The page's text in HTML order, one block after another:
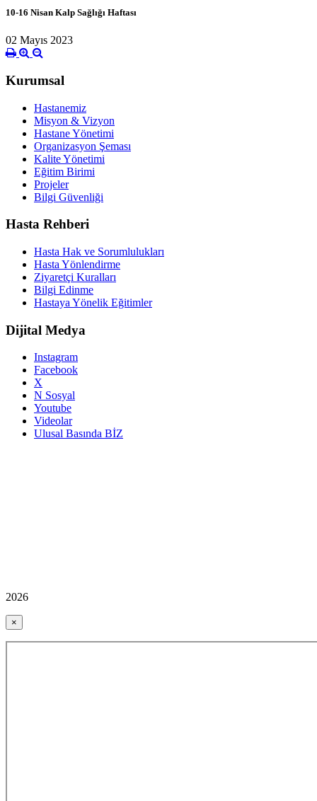
10-16 Nisan Kalp Sağlığı Haftası
02 Mayıs 2023
Kurumsal
Hastanemiz
Misyon & Vizyon
Hastane Yönetimi
Organizasyon Şeması
Kalite Yönetimi
Eğitim Birimi
Projeler
Bilgi Güvenliği
Hasta Rehberi
Hasta Hak ve Sorumlulukları
Hasta Yönlendirme
Ziyaretçi Kuralları
Bilgi Edinme
Hastaya Yönelik Eğitimler
Dijital Medya
Instagram
Facebook
X
N Sosyal
Youtube
Videolar
Ulusal Basında BİZ
2026
×